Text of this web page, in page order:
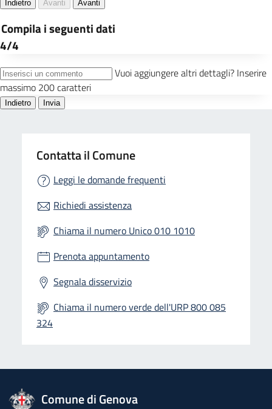
Contatta il Comune
Leggi le domande frequenti
Richiedi assistenza
Chiama il numero Unico 010 1010
Prenota appuntamento
Segnala disservizio
Chiama il numero verde dell'URP 800 085
324
logo Unione Europea
Comune di Genova